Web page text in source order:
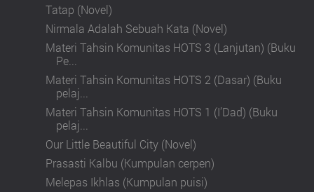
Tatap (Novel)
Nirmala Adalah Sebuah Kata (Novel)
Materi Tahsin Komunitas HOTS 3 (Lanjutan) (Buku
Pe...
Materi Tahsin Komunitas HOTS 2 (Dasar) (Buku
pelaj...
Materi Tahsin Komunitas HOTS 1 (I’Dad) (Buku
pelaj...
Our Little Beautiful City (Novel)
Prasasti Kalbu (Kumpulan cerpen)
Melepas Ikhlas (Kumpulan puisi)